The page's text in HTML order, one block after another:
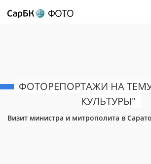
ФОТО
ФОТОРЕПОРТАЖИ НА
КУЛЬТУРЫ"
Визит министра и митрополита в